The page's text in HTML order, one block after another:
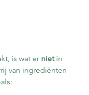
is wat er niet in
van ingrediënten